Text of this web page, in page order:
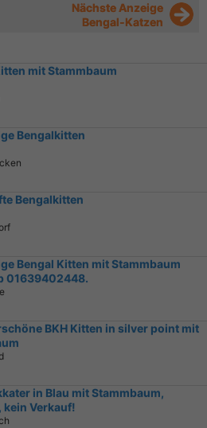
Nächste Anzeige
Bengal-Katzen
mit Stammbaum
Bengalkitten
Bengalkitten
Bengal Kitten mit Stammbaum
01639402448.
BKH Kitten in silver point mit
in Blau mit Stammbaum,
kein Verkauf!